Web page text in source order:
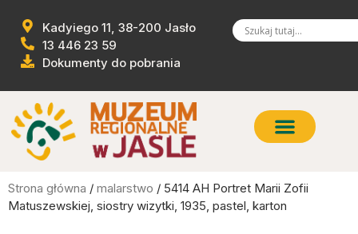
Kadyiego 11, 38-200 Jasło
13 446 23 59
Dokumenty do pobrania
Strona główna / malarstwo / 5414 AH Portret Marii Zofii
Matuszewskiej, siostry wizytki, 1935, pastel, karton